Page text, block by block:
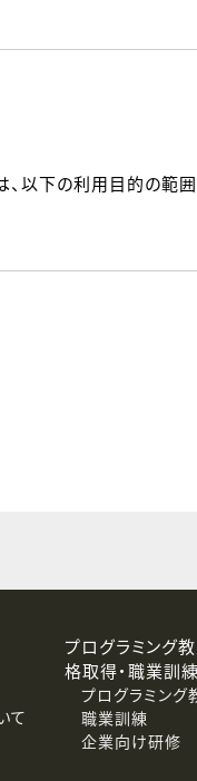
、以下の利用目的の範
よび第三者への提供停止
て
プログラミング
格取得・職業訓
プログラミング
職業訓練
企業向け研修